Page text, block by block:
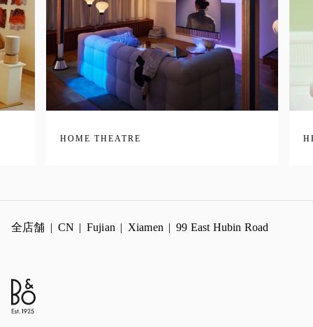
HOME THEATRE
全店舗 CN Fujian Xiamen 99 East Hubin Road